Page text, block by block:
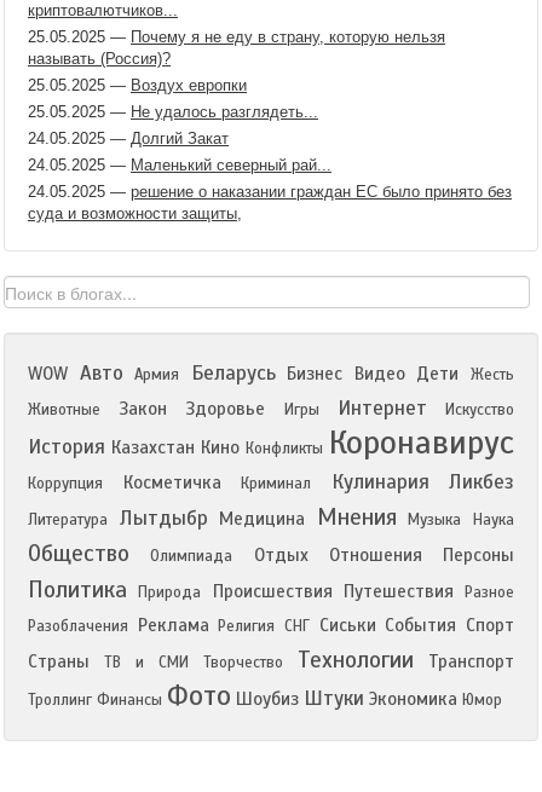
криптовалютчиков...
25.05.2025 — Почему я не еду в страну, которую нельзя
называть (Россия)?
25.05.2025 — Воздух европки
25.05.2025 — Не удалось разглядеть...
24.05.2025 — Долгий Закат
24.05.2025 — Маленький северный рай...
24.05.2025 — решение о наказании граждан ЕС было принято без
суда и возможности защиты,
WOW Авто Армия Беларусь Бизнес Видео Дети
Жесть
Животные
Закон Здоровье Игры Интернет Искусство
История Казахстан Кино Конфликты Коронавирус
Коррупция Косметичка Криминал Кулинария Ликбез
Литература Лытдыбр Медицина Мнения Музыка Наука
Общество Олимпиада Отдых Отношения Персоны
Политика Природа Происшествия Путешествия
Разное
Разоблачения
Реклама Религия СНГ Сиськи События Спорт
Страны
ТВ и СМИ Творчество Технологии Транспорт
Троллинг Финансы Фото Шоубиз Штуки Экономика Юмор